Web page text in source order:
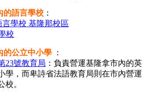
的語言學校 ：
言學校 基隆那校區
校
的公立中小學 ：
23號教育局 ：負責營運基隆拿市內的英
學，而卑詩省法語教育局則在市內營運
校。